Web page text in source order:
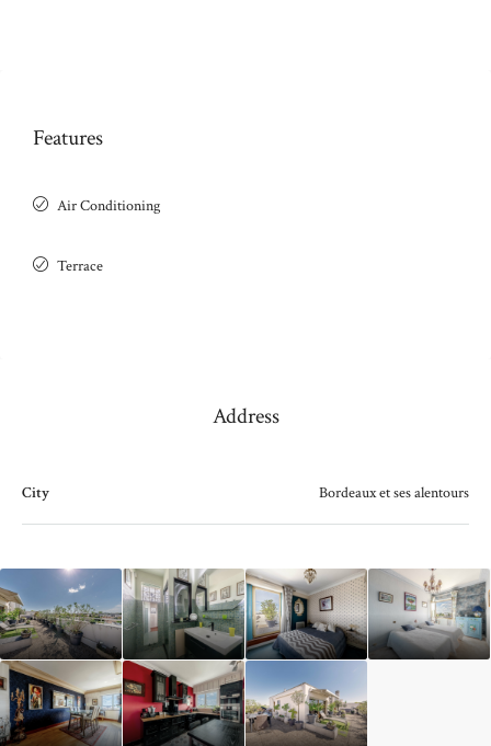
Features
Air Conditioning
Terrace
Address
City Bordeaux et ses alentours